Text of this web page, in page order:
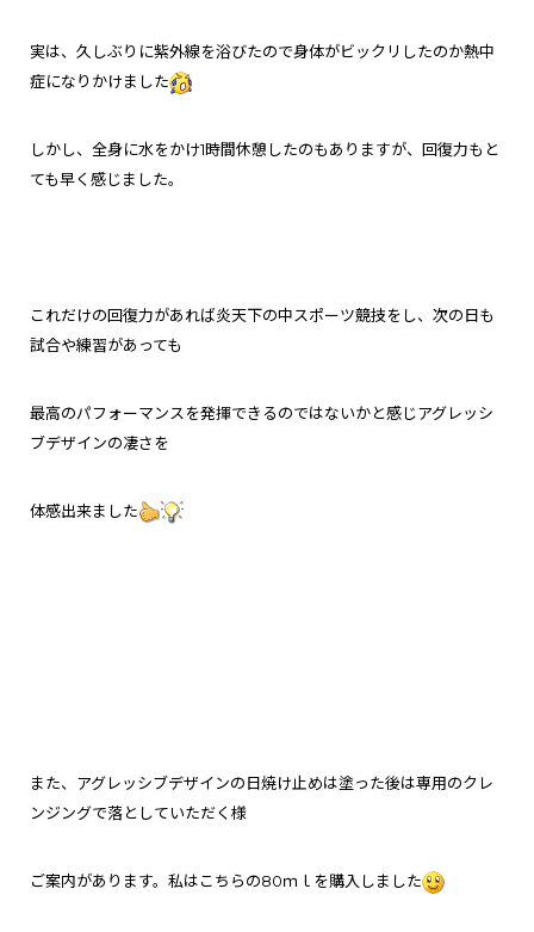
実は、久しぶりに紫外線を浴びたので身体がビックリしたのか熱中
症になりかけました
しかし、全身に水をかけ1時間休憩したのもありますが、回復力もと
ても早く感じました。
これだけの回復力があれば炎天下の中スポーツ競技をし、次の日も
試合や練習があっても
最高のパフォーマンスを発揮できるのではないかと感じアグレッシ
ブデザインの凄さを
体感出来ました
また、アグレッシブデザインの日焼け止めは塗った後は専用のクレ
ンジングで落としていただく様
ご案内があります。私はこちらの80ｍｌを購入しました